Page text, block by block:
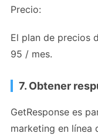
Precio:
El plan de precios
95 / mes.
7. Obtener
GetResponse es
marketing en línea